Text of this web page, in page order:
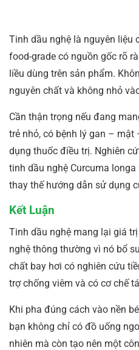
Tinh dầu nghệ là nguyên liệu
food-grade có nguồn gốc rõ
liều dùng trên sản phẩm.
nguyên chất và không nhỏ
Cần thận trọng nếu đang
trẻ nhỏ, có bệnh lý gan –
dụng thuốc điều trị. Nghiên
tinh dầu nghệ Curcuma
thay thế hướng dẫn sử dụng
Kết Luận
Tinh dầu nghệ mang lại giá
nghệ thông thường vì nó bổ
chất bay hơi có nghiên cứu
trợ chống viêm và có cơ chế
Khi pha đúng cách vào nền
bạn không chỉ có đồ uống
nhiên mà còn tạo nên một